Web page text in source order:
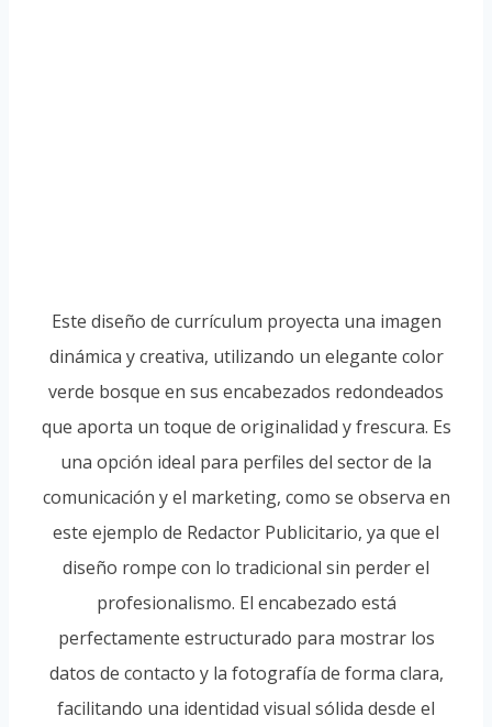
Este diseño de currículum proyecta una imagen
dinámica y creativa, utilizando un elegante color
verde bosque en sus encabezados redondeados
que aporta un toque de originalidad y frescura. Es
una opción ideal para perfiles del sector de la
comunicación y el marketing, como se observa en
este ejemplo de Redactor Publicitario, ya que el
diseño rompe con lo tradicional sin perder el
profesionalismo. El encabezado está
perfectamente estructurado para mostrar los
datos de contacto y la fotografía de forma clara,
facilitando una identidad visual sólida desde el